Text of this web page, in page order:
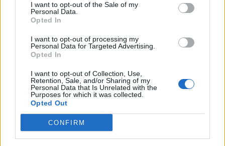
I want to opt-out of the Sale of my
Personal Data.
Opted In
I want to opt-out of processing my
Personal Data for Targeted Advertising.
Opted In
I want to opt-out of Collection, Use,
Retention, Sale, and/or Sharing of my
Personal Data that Is Unrelated with the
Purposes for which it was collected.
Opted Out
CONFIRM
НАЈЧИТАНИ ВО ПОСЛЕДНИ 7 ДЕНА
СЛУШАМ, САКААТ ДА СЕ СУДИ
ЗА ВОЕНИТЕ ЗЛОСТРОСТВА НА
УЧК...
МАКЕДОНЦИТЕ ВО СРБИЈА:
ФОРМИРАН МАКЕДОНСКИОТ
НАЦИОНАЛЕН СОЈУЗ
ТЕЖОК ДЕН И ЈАВНО